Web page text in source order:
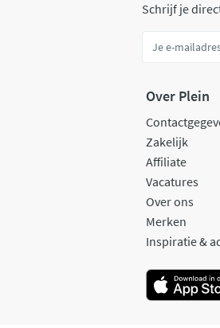
Schrijf je
Over Plein
Zakelijk
Affiliate
Vacatures
Over ons
Merken
Inspiratie &